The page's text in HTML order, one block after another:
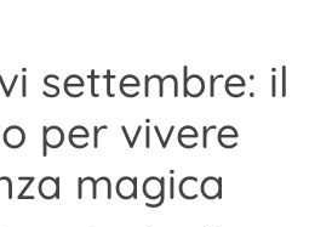
settembre: il
per vivere
magica